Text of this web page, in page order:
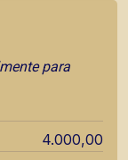
para
4.000,00